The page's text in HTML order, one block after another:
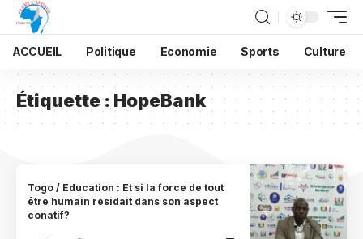
ACCUEIL Politique Economie Sports Culture
Étiquette : HopeBank
Togo / Education : Et si la force de tout
être humain résidait dans son aspect
conatif?